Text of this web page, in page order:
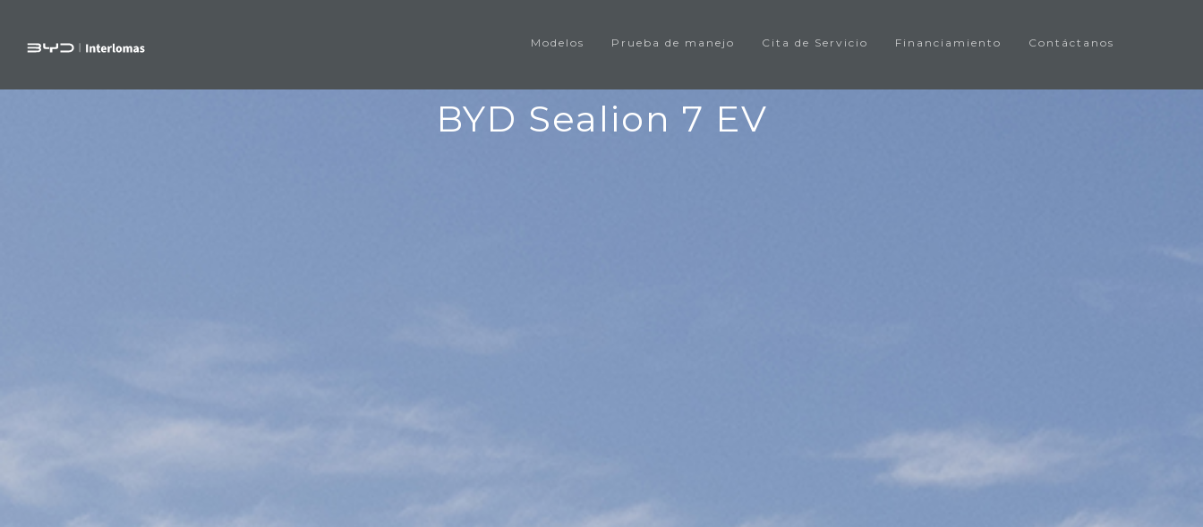
Modelos Prueba de manejo Cita de Servicio Financiamiento Contáctanos
BYD Sealion 7 EV